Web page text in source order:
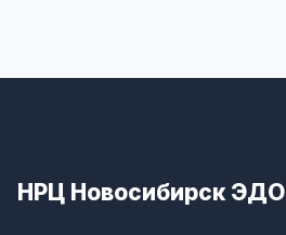
НРЦ Новосибирск ЭДО